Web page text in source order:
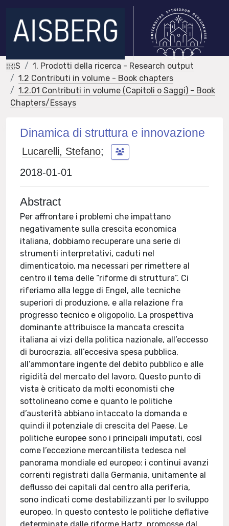
IRIS
1. Prodotti della ricerca - Research output
1.2 Contributi in volume - Book chapters
1.2.01 Contributi in volume (Capitoli o Saggi) - Book
Chapters/Essays
Dinamica di struttura e innovazione
Lucarelli, Stefano;
2018-01-01
Abstract
Per affrontare i problemi che impattano
negativamente sulla crescita economica
italiana, dobbiamo recuperare una serie di
strumenti interpretativi, caduti nel
dimenticatoio, ma necessari per rimettere al
centro il tema delle “riforme di struttura”. Ci
riferiamo alla legge di Engel, alle tecniche
superiori di produzione, e alla relazione fra
progresso tecnico e oligopolio. La prospettiva
dominante attribuisce la mancata crescita
italiana ai vizi della politica nazionale, all’eccesso
di burocrazia, all’eccesiva spesa pubblica,
all’ammontare ingente del debito pubblico e alle
rigidità del mercato del lavoro. Questo punto di
vista è criticato da molti economisti che
sottolineano come e quanto le politiche
d’austerità abbiano intaccato la domanda e
quindi il potenziale di crescita del Paese. Le
politiche europee sono i principali imputati, così
come l’eccezione mercantilista tedesca nel
panorama mondiale ed europeo: i continui avanzi
correnti registrati dalla Germania, unitamente al
deflusso dei capitali dal centro alla periferia,
sono indicati come destabilizzanti per lo sviluppo
europeo. In questo contesto le politiche deflative